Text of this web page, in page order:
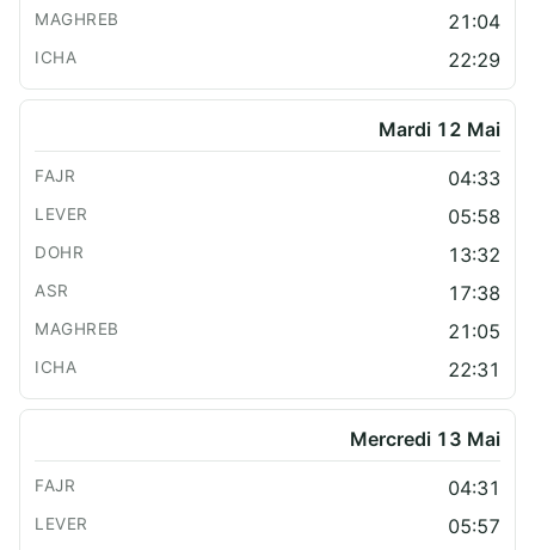
21:04
22:29
Mardi 12 Mai
04:33
05:58
13:32
17:38
21:05
22:31
Mercredi 13 Mai
04:31
05:57